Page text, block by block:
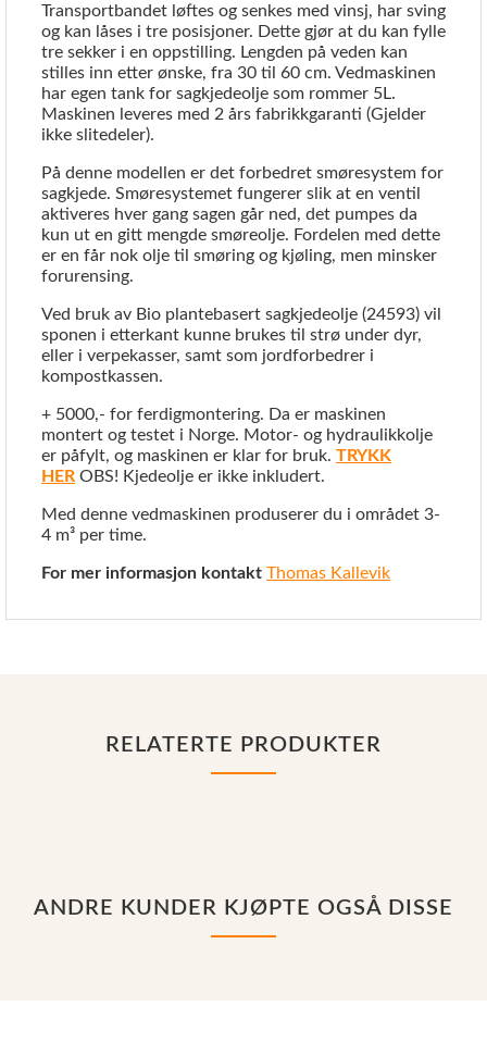
Transportbandet løftes og senkes med vinsj, har sving
og kan låses i tre posisjoner. Dette gjør at du kan fylle
tre sekker i en oppstilling. Lengden på veden kan
stilles inn etter ønske, fra 30 til 60 cm. Vedmaskinen
har egen tank for sagkjedeolje som rommer 5L.
Maskinen leveres med 2 års fabrikkgaranti (Gjelder
ikke slitedeler).
På denne modellen er det forbedret smøresystem for
sagkjede. Smøresystemet fungerer slik at en ventil
aktiveres hver gang sagen går ned, det pumpes da
kun ut en gitt mengde smøreolje. Fordelen med dette
er en får nok olje til smøring og kjøling, men minsker
forurensing.
Ved bruk av Bio plantebasert sagkjedeolje (24593) vil
sponen i etterkant kunne brukes til strø under dyr,
eller i verpekasser, samt som jordforbedrer i
kompostkassen.
+ 5000,- for ferdigmontering. Da er maskinen
montert og testet i Norge. Motor- og hydraulikkolje
er påfylt, og maskinen er klar for bruk. TRYKK
HER OBS! Kjedeolje er ikke inkludert.
Med denne vedmaskinen produserer du i området 3-
4 m³ per time.
For mer informasjon kontakt Thomas Kallevik
RELATERTE PRODUKTER
ANDRE KUNDER KJØPTE OGSÅ DISSE